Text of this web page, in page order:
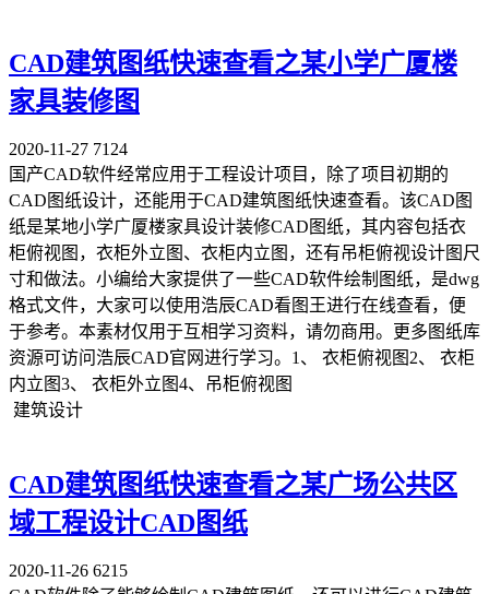
CAD建筑图纸快速查看之某小学广厦楼
家具装修图
2020-11-27 7124
国产CAD软件经常应用于工程设计项目，除了项目初期的
CAD图纸设计，还能用于CAD建筑图纸快速查看。该CAD图
纸是某地小学广厦楼家具设计装修CAD图纸，其内容包括衣
柜俯视图，衣柜外立图、衣柜内立图，还有吊柜俯视设计图尺
寸和做法。小编给大家提供了一些CAD软件绘制图纸，是dwg
格式文件，大家可以使用浩辰CAD看图王进行在线查看，便
于参考。本素材仅用于互相学习资料，请勿商用。更多图纸库
资源可访问浩辰CAD官网进行学习。1、 衣柜俯视图2、 衣柜
内立图3、 衣柜外立图4、吊柜俯视图
建筑设计
CAD建筑图纸快速查看之某广场公共区
域工程设计CAD图纸
2020-11-26 6215